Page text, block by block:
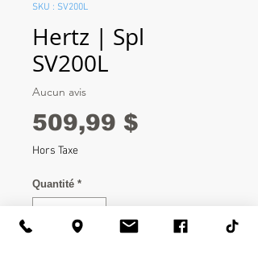
SKU : SV200L
Hertz | Spl
SV200L
Aucun avis
509,99 $
Hors Taxe
Quantité *